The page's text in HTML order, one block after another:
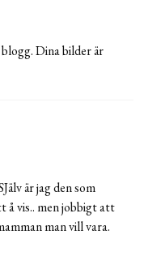
Dina bilder är
är jag den som
å vis.. men jobbigt att
man vill vara.